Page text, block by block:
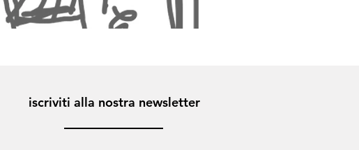
iscriviti alla nostra newsletter